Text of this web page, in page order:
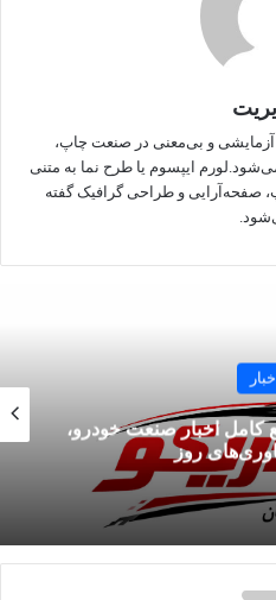
به اقدامات خوبی که در حوزه
انجام شده است، گفت: قرار
در خدمت رسانی به زائرین
اظهار کرد: تمامی
پاکستان و افغانستان از کشور
مجاز داخل کشور هیچ مشکلی
کشور در حال برنامه ریزی
کشور‌های پاکستان و
انجام شده است.
داخلی کشور در ایام
آزمایشی و بی‌معنی در صنعت چاپ،
ایپسوم یا طرح‌ نما به متنی
صفحه‌آرایی و طراحی گرافیک گفته
کامل اخبار صنعت خودرو،
روز